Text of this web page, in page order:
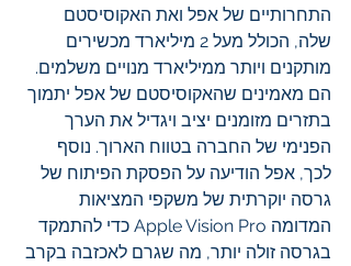
התחרותיים של אפל ואת האקוסיסטם
שלה, הכולל מעל 2 מיליארד מכשירים
מותקנים ויותר ממיליארד מנויים משלמים.
הם מאמינים שהאקוסיסטם של אפל יתמוך
בתזרים מזומנים יציב ויגדיל את הערך
הפנימי של החברה בטווח הארוך. נוסף
לכך, אפל הודיעה על הפסקת הפיתוח של
גרסה יוקרתית של משקפי המציאות
המדומה Apple Vision Pro כדי להתמקד
בגרסה זולה יותר, מה שגרם לאכזבה בקרב